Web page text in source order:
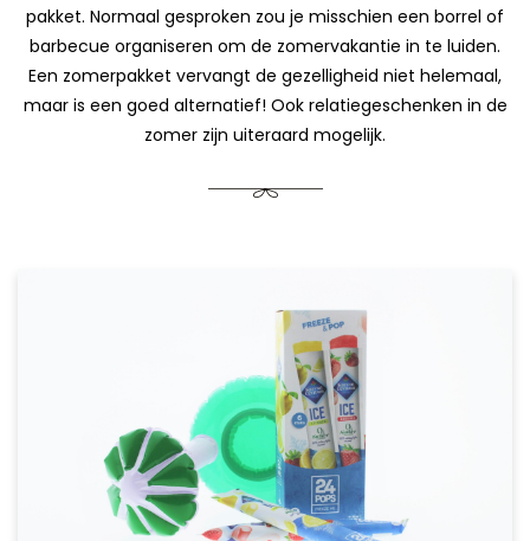
pakket. Normaal gesproken zou je misschien een borrel of
barbecue organiseren om de zomervakantie in te luiden.
Een zomerpakket vervangt de gezelligheid niet helemaal,
maar is een goed alternatief! Ook relatiegeschenken in de
zomer zijn uiteraard mogelijk.